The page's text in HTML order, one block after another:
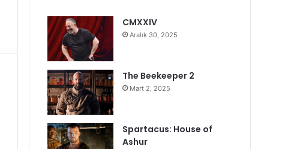
CMXXIV
Aralık 30, 2025
The Beekeeper 2
Mart 2, 2025
Spartacus: House of
Ashur